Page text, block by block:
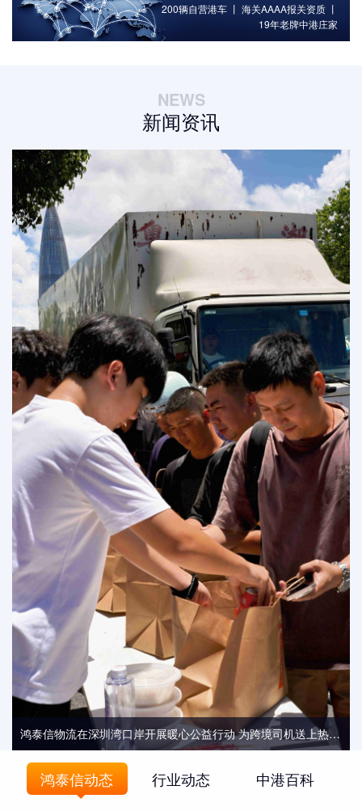
200辆自营港车 丨 海关AAAA报关资质 丨
19年老牌中港庄家
NEWS
新闻资讯
鸿泰信物流在深圳湾口岸开展暖心公益行动 为跨境司机送上热饭热菜
鸿泰信动态 行业动态 中港百科